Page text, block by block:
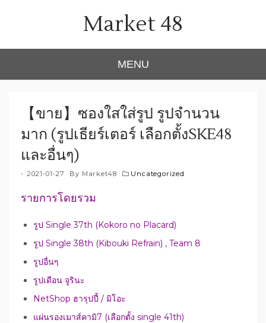
Market 48
MENU
【ขาย】ซองใสใส่รูป รูปจำนวน
มาก (รูปเธียร์เตอร์ เลือกตั้งSKE48
และอื่นๆ)
2021-01-27 By Market48 Uncategorized
รายการโดยรวม
รูป Single 37th (Kokoro no Placard)
รูป Single 38th (Kibouki Refrain) , Team 8
รูปอื่นๆ
รูปเดือน จูรินะ
NetShop ฮารุปปี้ / มิโอะ
แผ่นรองเมาส์คามิ7 (เลือกตั้ง single 41th)